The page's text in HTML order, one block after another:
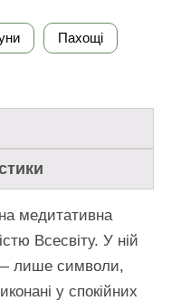
Пахощі
медитативна
Всесвіту. У ній
лише символи,
у спокійних